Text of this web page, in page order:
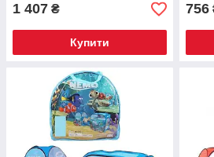
1 407 ₴
Купити
756